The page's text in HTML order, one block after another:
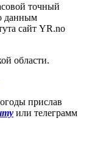
точный
данным
сайт YR.no
области.
прислав
или телеграмм